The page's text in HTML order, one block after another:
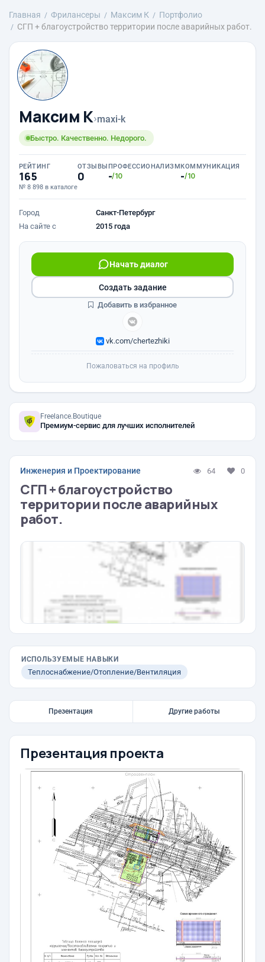
Главная Фрилансеры Максим К
Портфолио
СГП + благоустройство территории после аварийных работ.
Максим К›maxi-k
Быстро. Качественно. Недорого.
РЕЙТИНГ
165
№ 8 898 в каталоге
ОТЗЫВЫ
0
ПРОФЕССИОНАЛИЗМ
-/10
КОММУНИКАЦИЯ
-/10
Город
Санкт-Петербург
На сайте с
2015 года
Начать диалог
vk.com/chertezhiki
Создать задание
Добавить в избранное
Пожаловаться на профиль
Freelance.Boutique
Премиум-сервис для лучших исполнителей
Инженерия и Проектирование 64 0
СГП + благоустройство
территории после аварийных
работ.
ИСПОЛЬЗУЕМЫЕ НАВЫКИ
Теплоснабжение/Отопление/Вентиляция
Презентация Другие работы
Презентация проекта